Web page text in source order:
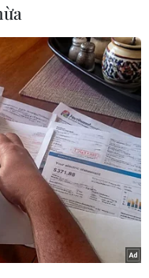
Tiên Kim Il Guk
diễn ra tại Nhật
Vietnam+)